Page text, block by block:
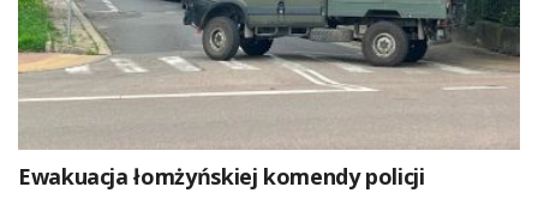
Ewakuacja łomżyńskiej komendy policji